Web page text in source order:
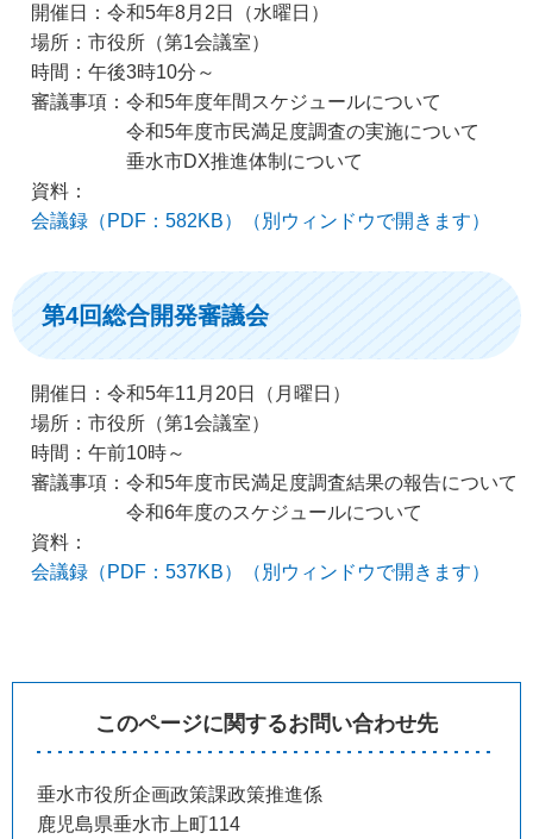
開催日：令和5年8月2日（水曜日）
場所：市役所（第1会議室）
時間：午後3時10分～
審議事項：令和5年度年間スケジュールについて
令和5年度市民満足度調査の実施について
垂水市DX推進体制について
資料：
会議録（PDF：582KB）（別ウィンドウで開きます）
第4回総合開発審議会
開催日：令和5年11月20日（月曜日）
場所：市役所（第1会議室）
時間：午前10時～
審議事項：令和5年度市民満足度調査結果の報告について
令和6年度のスケジュールについて
資料：
会議録（PDF：537KB）（別ウィンドウで開きます）
このページに関するお問い合わせ先
垂水市役所企画政策課政策推進係
鹿児島県垂水市上町114